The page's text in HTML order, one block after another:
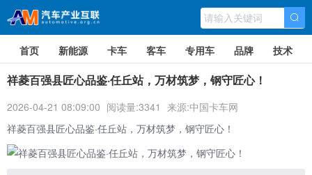
首页 新能源 卡车 客车 专用车 品牌 技术
祥菱百强县匠心品鉴·任丘站，万材筑梦，钢守匠心！
2026-04-21 08:09:00 阅读量:3341
来源:中国卡车网
祥菱百强县匠心品鉴·任丘站，万材筑梦，钢守匠心！